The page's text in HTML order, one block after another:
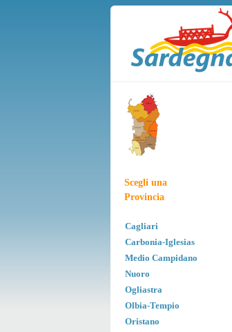
Scegli una
Provincia
Cagliari
Carbonia-Iglesias
Medio Campidano
Nuoro
Ogliastra
Olbia-Tempio
Oristano